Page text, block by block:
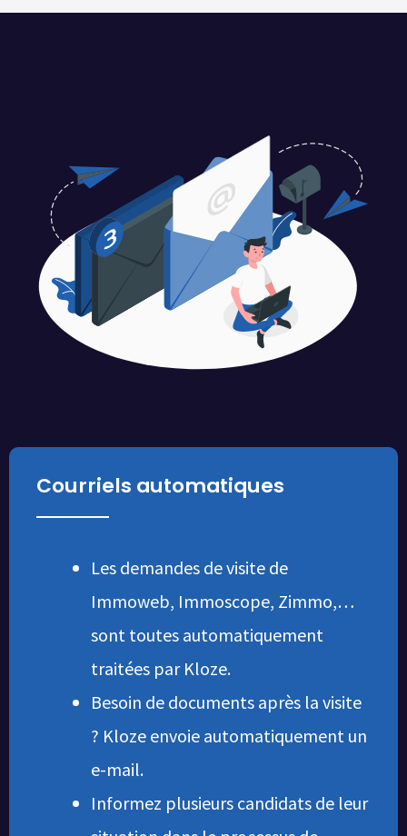
Courriels automatiques
Les demandes de visite de
Immoweb, Immoscope, Zimmo,…
sont toutes automatiquement
traitées par Kloze.
Besoin de documents après la visite
? Kloze envoie automatiquement un
e-mail.
Informez plusieurs candidats de leur